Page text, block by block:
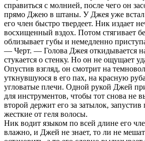
справиться с молнией, после чего он
прямо Джею в штаны. У Джея уже
его член быстро твердеет. Ник издает
восхищенный вздох. Потом стягивает
облизывает губы и немедленно
— Черт. — Голова Джея откидывается
стукается о стенку. Но он не ощущает
Опустив взгляд, он смотрит на
уткнувшуюся в его пах, на красную
угловатые плечи. Одной рукой Джей
для инструментов, чтобы тот снова не
второй держит его за затылок,
жесткие от геля волосы.
Ник водит языком по всей длине его
влажно, и Джей не знает, то ли не